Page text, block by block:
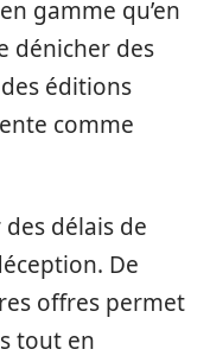
gamme qu’en
dénicher des
éditions
comme
délais de
De
offres permet
tout en